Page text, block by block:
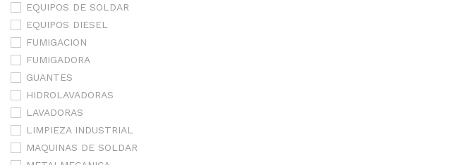
EQUIPOS DE SOLDAR
EQUIPOS DIESEL
FUMIGACION
FUMIGADORA
GUANTES
HIDROLAVADORAS
LAVADORAS
LIMPIEZA INDUSTRIAL
MAQUINAS DE SOLDAR